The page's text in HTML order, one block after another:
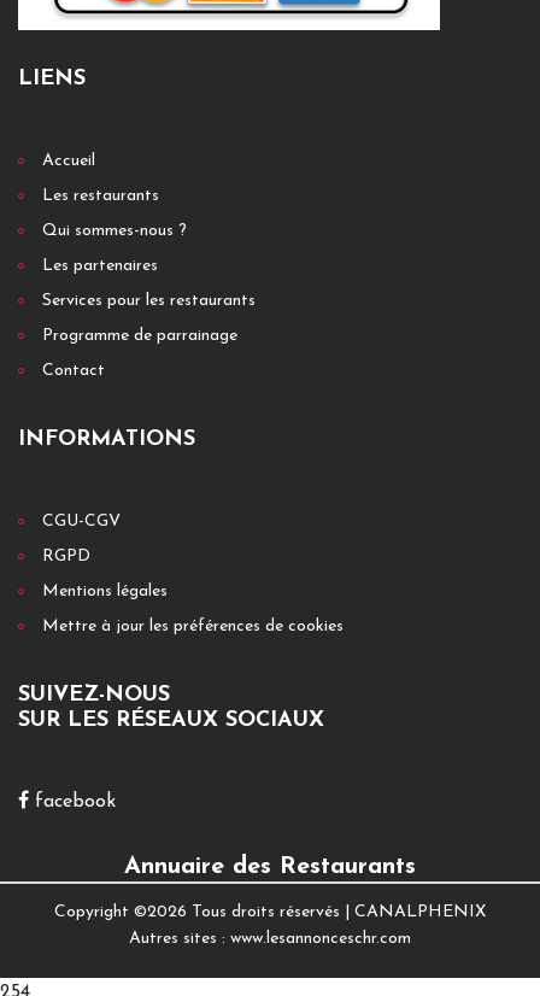
LIENS
Accueil
Les restaurants
Qui sommes-nous ?
Les partenaires
Services pour les restaurants
Programme de parrainage
Contact
INFORMATIONS
CGU-CGV
RGPD
Mentions légales
Mettre à jour les préférences de cookies
SUIVEZ-NOUS
SUR LES RÉSEAUX SOCIAUX
facebook
Annuaire des Restaurants
Copyright ©2026 Tous droits réservés | CANALPHENIX
Autres sites : www.lesannonceschr.com
254